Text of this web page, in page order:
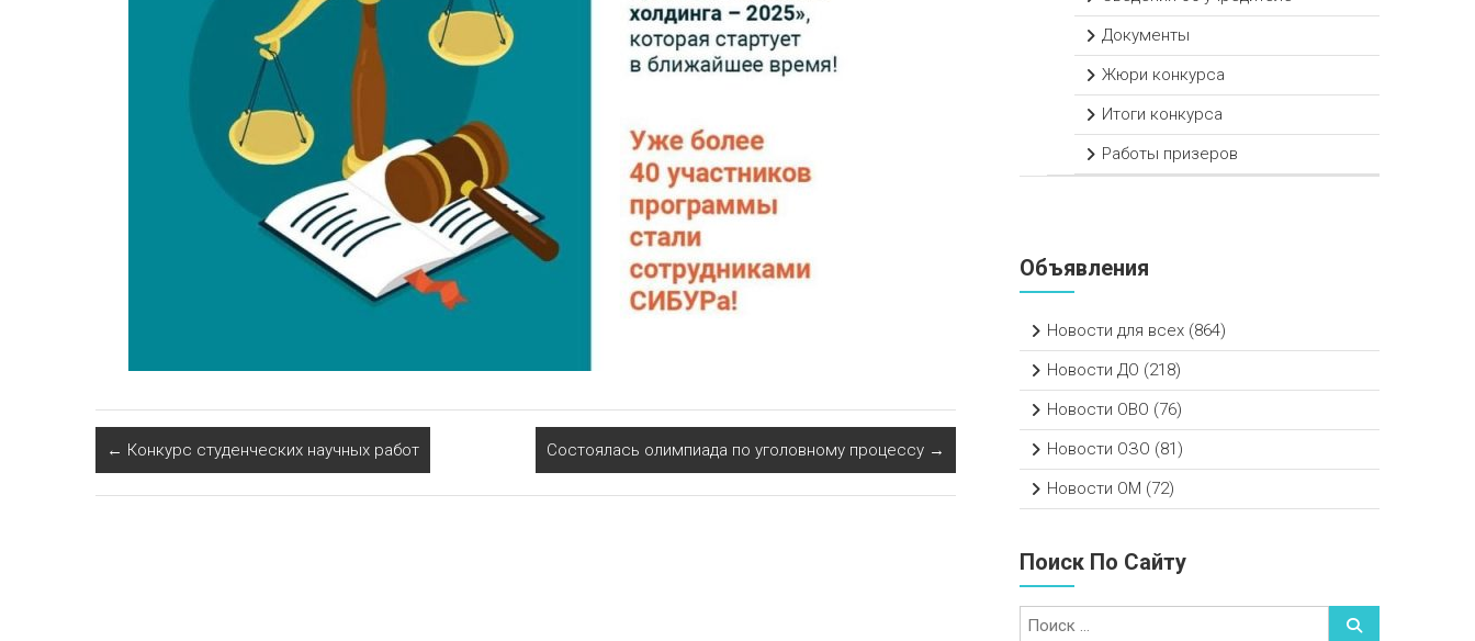
← Конкурс студенческих научных работ Состоялась олимпиада по уголовному процессу →
Документы
Жюри конкурса
Итоги конкурса
Работы призеров
Объявления
Новости для всех (864)
Новости ДО (218)
Новости ОВО (76)
Новости ОЗО (81)
Новости ОМ (72)
Поиск По Сайту